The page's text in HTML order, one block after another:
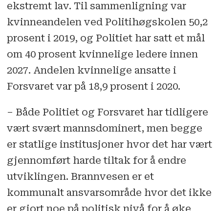
ekstremt lav. Til sammenligning var
kvinneandelen ved Politihøgskolen 50,2
prosent i 2019, og Politiet har satt et mål
om 40 prosent kvinnelige ledere innen
2027. Andelen kvinnelige ansatte i
Forsvaret var på 18,9 prosent i 2020.
– Både Politiet og Forsvaret har tidligere
vært svært mannsdominert, men begge
er statlige institusjoner hvor det har vært
gjennomført harde tiltak for å endre
utviklingen. Brannvesen er et
kommunalt ansvarsområde hvor det ikke